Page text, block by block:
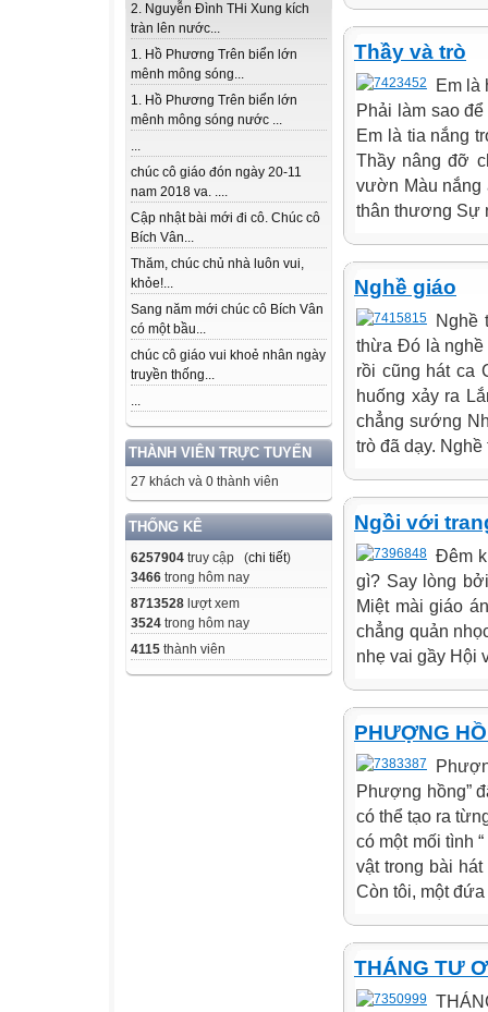
2. Nguyễn Đình THi Xung kích
tràn lên nước...
1. Hồ Phương Trên biển lớn
mênh mông sóng...
1. Hồ Phương Trên biển lớn
mênh mông sóng nước ...
...
chúc cô giáo đón ngày 20-11
nam 2018 va. ....
Cập nhật bài mới đi cô. Chúc cô
Bích Vân...
Thăm, chúc chủ nhà luôn vui,
khỏe!...
Sang năm mới chúc cô Bích Vân
có một bầu...
chúc cô giáo vui khoẻ nhân ngày
truyền thống...
...
THÀNH VIÊN TRỰC TUYẾN
27 khách và 0 thành viên
THỐNG KÊ
6257904 truy cập (chi tiết)
3466 trong hôm nay
8713528 lượt xem
3524 trong hôm nay
4115 thành viên
Thầy và trò
Em là
Phải làm sao
Em là tia nắng
Thầy nâng đỡ
vườn Màu nắng
thân thương Sự
Nghề giáo
Nghề
thừa Đó là nghề
rồi cũng hát ca
huống xảy ra
chẳng sướng
trò đã dạy.
Ngồi với
Đêm
gì? Say lòng
Miệt mài giáo
chẳng quản
nhẹ vai gầy Hội
PHƯỢNG
Phượng hồng”
có thể tạo ra
có một mối tình
vật trong bài
Còn tôi, một
THÁNG TƯ